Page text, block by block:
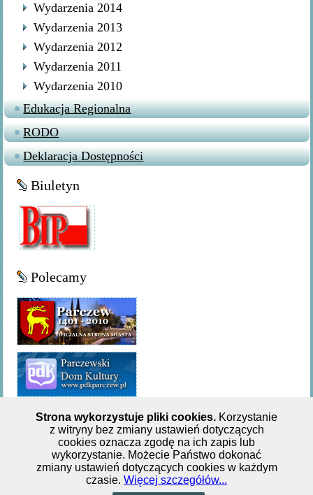
Wydarzenia 2014
Wydarzenia 2013
Wydarzenia 2012
Wydarzenia 2011
Wydarzenia 2010
Edukacja Regionalna
RODO
Deklaracja Dostępności
Biuletyn
Polecamy
Miejsko-Gminna Biblioteka Publiczna w Parczewie,ul. 11
Listopada 62, tel: +48 833 551 244
Strona wykorzystuje pliki cookies. Korzystanie
z witryny bez zmiany ustawień dotyczących
cookies oznacza zgodę na ich zapis lub
wykorzystanie. Możecie Państwo dokonać
zmiany ustawień dotyczących cookies w każdym
czasie. Więcej szczegółów...